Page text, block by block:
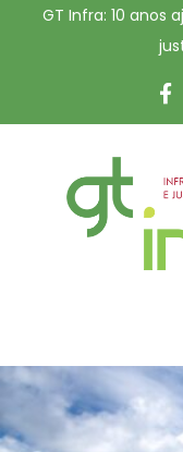
GT Infra: 10 anos